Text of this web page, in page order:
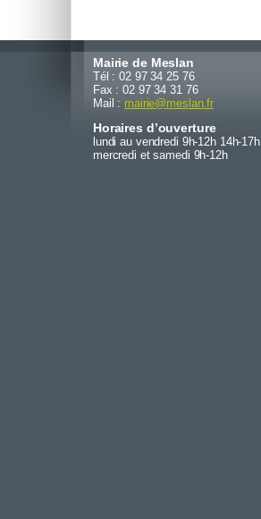
Mairie de Meslan
Tél : 02 97 34 25 76
Fax : 02 97 34 31 76
Mail : mairie@meslan.fr
Horaires d’ouverture
lundi au vendredi 9h-12h 14h-17h
mercredi et samedi 9h-12h